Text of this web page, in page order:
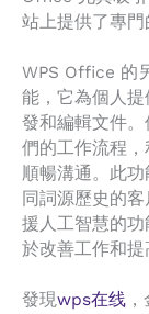
站上提供了專門
WPS Office 的
能，它為個人
發和編輯文件
們的工作流程
順暢溝通。此
同詞源歷史的
援人工智慧的
於改善工作和提
發現wps在线